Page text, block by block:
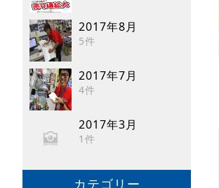
2017年8月
5件
2017年7月
4件
2017年3月
1件
カテゴリー